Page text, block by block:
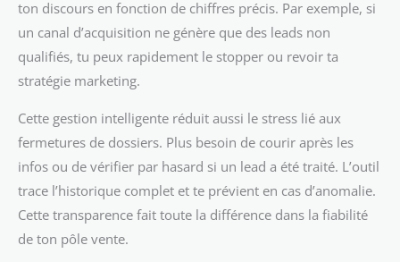
ton discours en fonction de chiffres précis. Par exemple, si
un canal d’acquisition ne génère que des leads non
qualifiés, tu peux rapidement le stopper ou revoir ta
stratégie marketing.
Cette gestion intelligente réduit aussi le stress lié aux
fermetures de dossiers. Plus besoin de courir après les
infos ou de vérifier par hasard si un lead a été traité. L’outil
trace l’historique complet et te prévient en cas d’anomalie.
Cette transparence fait toute la différence dans la fiabilité
de ton pôle vente.